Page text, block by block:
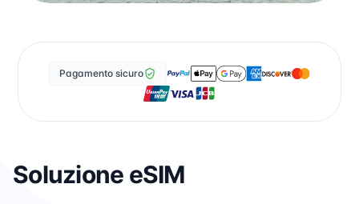
Pagamento sicuro
Soluzione eSIM